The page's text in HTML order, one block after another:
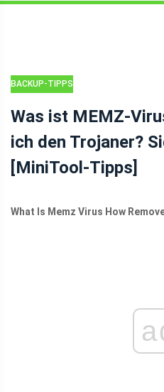
BACKUP-TIPPS
Was ist MEMZ-
ich den Trojaner?
[MiniTool-Tipps]
What Is Memz Virus How